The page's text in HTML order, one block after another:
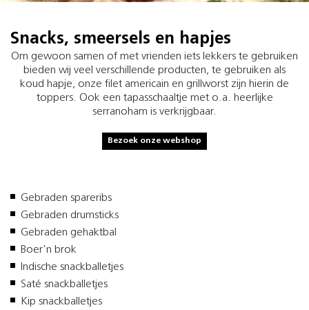
Snacks, smeersels en hapjes
Om gewoon samen of met vrienden iets lekkers te gebruiken
bieden wij veel verschillende producten, te gebruiken als
koud hapje, onze filet americain en grillworst zijn hierin de
toppers. Ook een tapasschaaltje met o.a. heerlijke
serranoham is verkrijgbaar.
Bezoek onze webshop
Gebraden spareribs
Gebraden drumsticks
Gebraden gehaktbal
Boer'n brok
Indische snackballetjes
Saté snackballetjes
Kip snackballetjes